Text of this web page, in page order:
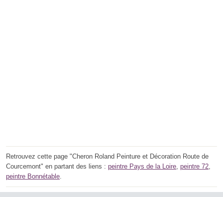
Retrouvez cette page "Cheron Roland Peinture et Décoration Route de
Courcemont" en partant des liens : peintre Pays de la Loire peintre 72
peintre Bonnétable